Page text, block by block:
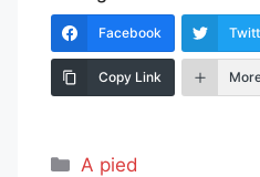
Facebook
Copy Link
Catégories
A pied